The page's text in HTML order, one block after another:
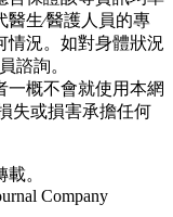
生∕醫護人員的專
情況。如對身體狀況
諮詢。
一概不會就使用本網
失或損害承擔任何
。
Company